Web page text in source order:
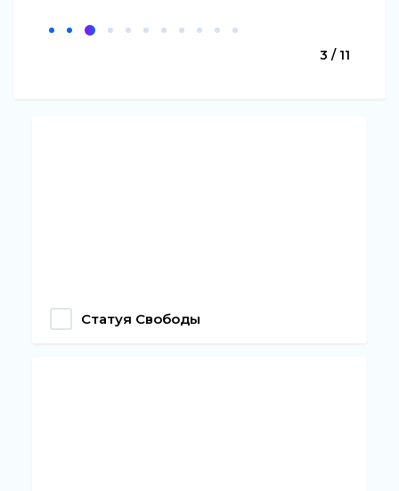
3 / 11
Статуя Свободы